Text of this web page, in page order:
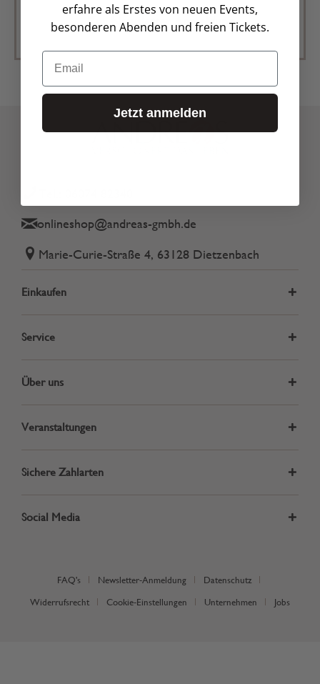
Zur Newsletter Anmeldung
onlineshop@andreas-gmbh.de
Marie-Curie-Straße 4, 63128 Dietzenbach
Einkaufen
Service
Über uns
Veranstaltungen
Sichere Zahlarten
Social Media
FAQ's Newsletter-Anmeldung Datenschutz
Widerrufsrecht Cookie-Einstellungen Unternehmen Jobs
erfahre als Erstes von neuen Events,
besonderen Abenden und freien Tickets.
Email
Jetzt anmelden